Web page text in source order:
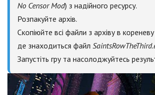
No Censor Mod) з надійного ресурсу.
Розпакуйте архів.
Скопіюйте всі файли з архіву в
де знаходиться файл
Запустіть гру та насолоджуйтесь